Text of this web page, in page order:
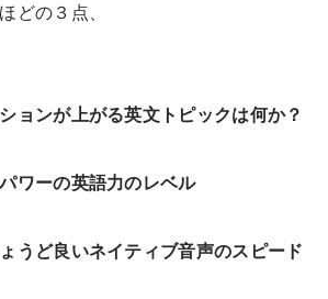
どの３点、
ョンが上がる英文トピックは何か？
ワーの英語力のレベル
うど良いネイティブ音声のスピード